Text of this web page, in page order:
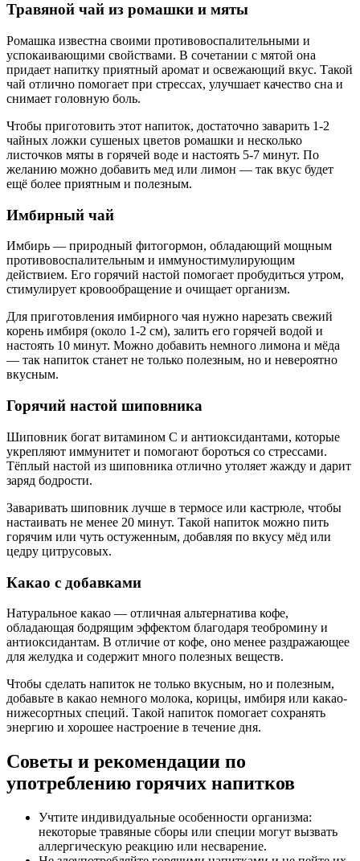
Травяной чай из ромашки и мяты
Ромашка известна своими противовоспалительными и
успокаивающими свойствами. В сочетании с мятой она
придает напитку приятный аромат и освежающий вкус. Такой
чай отлично помогает при стрессах, улучшает качество сна и
снимает головную боль.
Чтобы приготовить этот напиток, достаточно заварить 1-2
чайных ложки сушеных цветов ромашки и несколько
листочков мяты в горячей воде и настоять 5-7 минут. По
желанию можно добавить мед или лимон — так вкус будет
ещё более приятным и полезным.
Имбирный чай
Имбирь — природный фитогормон, обладающий мощным
противовоспалительным и иммуностимулирующим
действием. Его горячий настой помогает пробудиться утром,
стимулирует кровообращение и очищает организм.
Для приготовления имбирного чая нужно нарезать свежий
корень имбиря (около 1-2 см), залить его горячей водой и
настоять 10 минут. Можно добавить немного лимона и мёда
— так напиток станет не только полезным, но и невероятно
вкусным.
Горячий настой шиповника
Шиповник богат витамином C и антиоксидантами, которые
укрепляют иммунитет и помогают бороться со стрессами.
Тёплый настой из шиповника отлично утоляет жажду и дарит
заряд бодрости.
Заваривать шиповник лучше в термосе или кастрюле, чтобы
настаивать не менее 20 минут. Такой напиток можно пить
горячим или чуть остуженным, добавляя по вкусу мёд или
цедру цитрусовых.
Какао с добавками
Натуральное какао — отличная альтернатива кофе,
обладающая бодрящим эффектом благодаря теобромину и
антиоксидантам. В отличие от кофе, оно менее раздражающее
для желудка и содержит много полезных веществ.
Чтобы сделать напиток не только вкусным, но и полезным,
добавьте в какао немного молока, корицы, имбиря или какао-
нижесортных специй. Такой напиток помогает сохранять
энергию и хорошее настроение в течение дня.
Советы и рекомендации по
употреблению горячих напитков
Учтите индивидуальные особенности организма:
некоторые травяные сборы или специи могут вызвать
аллергическую реакцию или несварение.